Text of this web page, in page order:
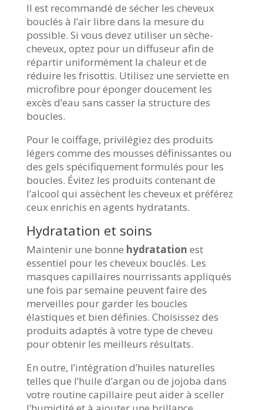
Il est recommandé de sécher les cheveux
bouclés à l’air libre dans la mesure du
possible. Si vous devez utiliser un sèche-
cheveux, optez pour un diffuseur afin de
répartir uniformément la chaleur et de
réduire les frisottis. Utilisez une serviette en
microfibre pour éponger doucement les
excès d’eau sans casser la structure des
boucles.
Pour le coiffage, privilégiez des produits
légers comme des mousses définissantes ou
des gels spécifiquement formulés pour les
boucles. Évitez les produits contenant de
l’alcool qui assèchent les cheveux et préférez
ceux enrichis en agents hydratants.
Hydratation et soins
Maintenir une bonne hydratation est
essentiel pour les cheveux bouclés. Les
masques capillaires nourrissants appliqués
une fois par semaine peuvent faire des
merveilles pour garder les boucles
élastiques et bien définies. Choisissez des
produits adaptés à votre type de cheveu
pour obtenir les meilleurs résultats.
En outre, l’intégration d’huiles naturelles
telles que l’huile d’argan ou de jojoba dans
votre routine capillaire peut aider à sceller